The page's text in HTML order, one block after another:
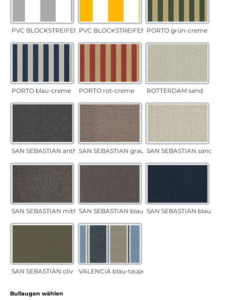
PVC BLOCKSTREIFEN grauPVC BLOCKSTREIFEN gelbPORTO grün-creme
PORTO blau-creme PORTO rot-creme ROTTERDAM sand
SAN SEBASTIAN anthrazitSAN SEBASTIAN grau-sandSAN SEBASTIAN sand
SAN SEBASTIAN mittelgrauSAN SEBASTIAN blau-sandSAN SEBASTIAN blau
SAN SEBASTIAN oliv VALENCIA blau-taupe
Bullaugen wählen